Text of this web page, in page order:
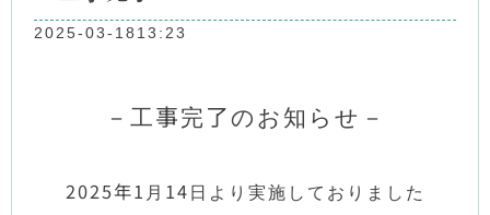
2025-03-18 13:23
－工事完了のお知らせ－
2025年1月14日より実施しておりました